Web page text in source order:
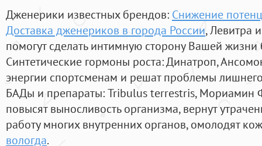
Дженерики известных брендов: Снижение
Доставка дженериков в города России, Левитра
помогут сделать интимную сторону Вашей
Синтетические гормоны роста: Динатроп,
энергии спортсменам и решат проблемы
БАДы и препараты:Tribulus terrestris, Мориамин
повысят выносливость организма, вернут
работу многих внутренних органов, омолодят
вологда.